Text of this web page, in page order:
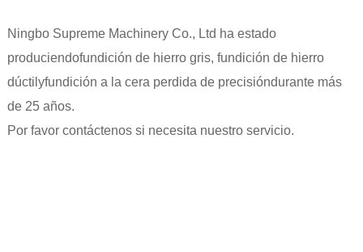
Ningbo Supreme Machinery Co., Ltd ha estado
produciendofundición de hierro gris, fundición de hierro
dúctil yfundición a la cera perdida de precisióndurante más
de 25 años.
Por favor contáctenos si necesita nuestro servicio.